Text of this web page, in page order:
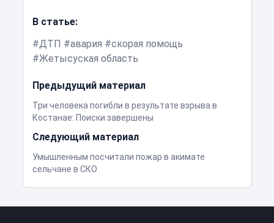
В статье:
ДТП
авария
скорая помощь
Жетысуская область
Предыдущий материал
Три человека погибли в результате взрыва в
Костанае: Поиски завершены
Следующий материал
Умышленным посчитали пожар в акимате
сельчане в СКО